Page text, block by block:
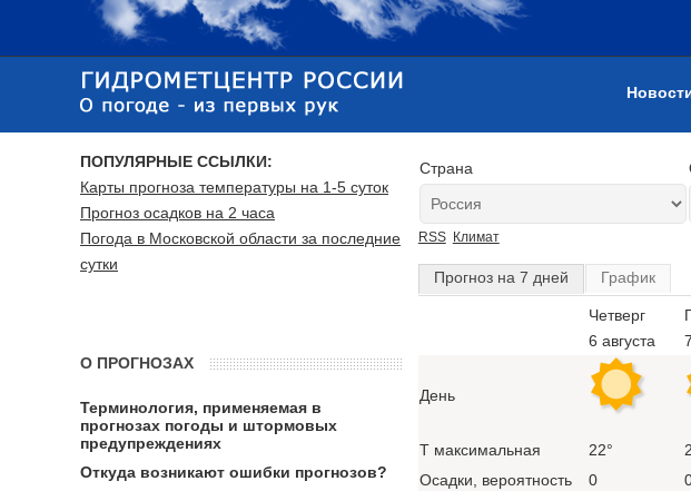
Страна
RSS Климат
Прогноз на 7 дней График
Четверг
6 августа
День
T максимальная 22°
Осадки, вероятность
0
ПОПУЛЯРНЫЕ ССЫЛКИ:
Карты прогноза температуры на 1-5 суток
Прогноз осадков на 2 часа
Погода в Московской области за последние
сутки
О ПРОГНОЗАХ
Терминология, применяемая в
прогнозах погоды и штормовых
предупреждениях
Откуда возникают ошибки прогнозов?